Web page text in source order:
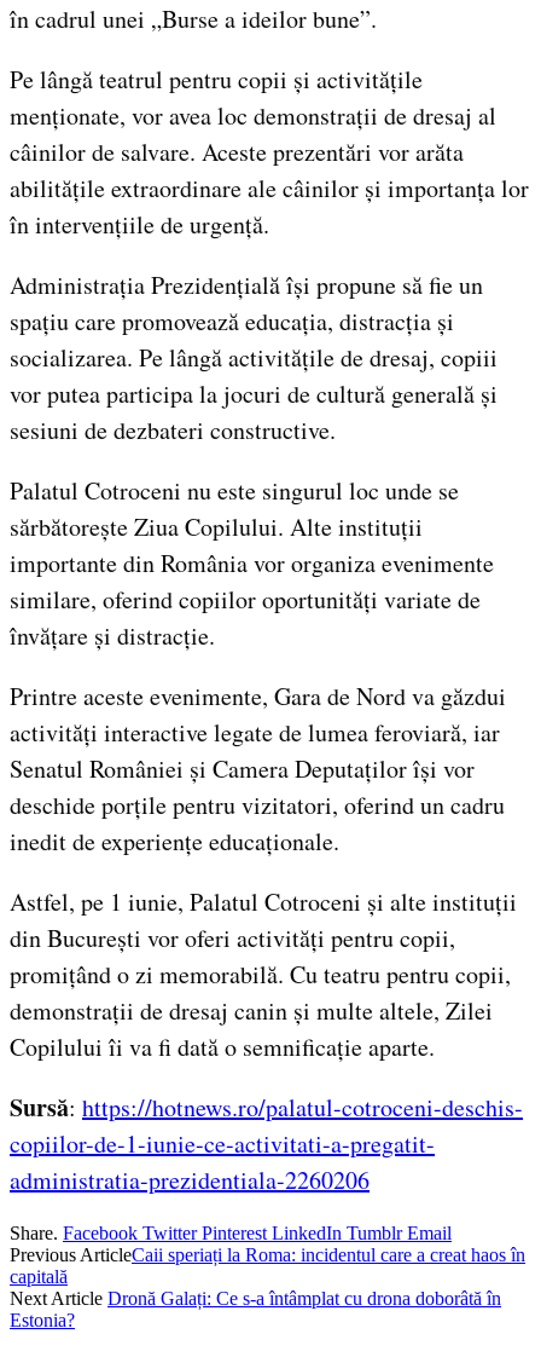
în cadrul unei „Burse a ideilor bune”.
Pe lângă teatrul pentru copii și activitățile
menționate, vor avea loc demonstrații de dresaj al
câinilor de salvare. Aceste prezentări vor arăta
abilitățile extraordinare ale câinilor și importanța lor
în intervențiile de urgență.
Administrația Prezidențială își propune să fie un
spațiu care promovează educația, distracția și
socializarea. Pe lângă activitățile de dresaj, copiii
vor putea participa la jocuri de cultură generală și
sesiuni de dezbateri constructive.
Palatul Cotroceni nu este singurul loc unde se
sărbătorește Ziua Copilului. Alte instituții
importante din România vor organiza evenimente
similare, oferind copiilor oportunități variate de
învățare și distracție.
Printre aceste evenimente, Gara de Nord va găzdui
activități interactive legate de lumea feroviară, iar
Senatul României și Camera Deputaților își vor
deschide porțile pentru vizitatori, oferind un cadru
inedit de experiențe educaționale.
Astfel, pe 1 iunie, Palatul Cotroceni și alte instituții
din București vor oferi activități pentru copii,
promițând o zi memorabilă. Cu teatru pentru copii,
demonstrații de dresaj canin și multe altele, Zilei
Copilului îi va fi dată o semnificație aparte.
Sursă: https://hotnews.ro/palatul-cotroceni-deschis-
copiilor-de-1-iunie-ce-activitati-a-pregatit-
administratia-prezidentiala-2260206
Share. Facebook Twitter Pinterest LinkedIn Tumblr Email
Previous ArticleCaii speriați la Roma: incidentul care a creat haos în
capitală
Next Article Dronă Galați: Ce s-a întâmplat cu drona doborâtă în
Estonia?